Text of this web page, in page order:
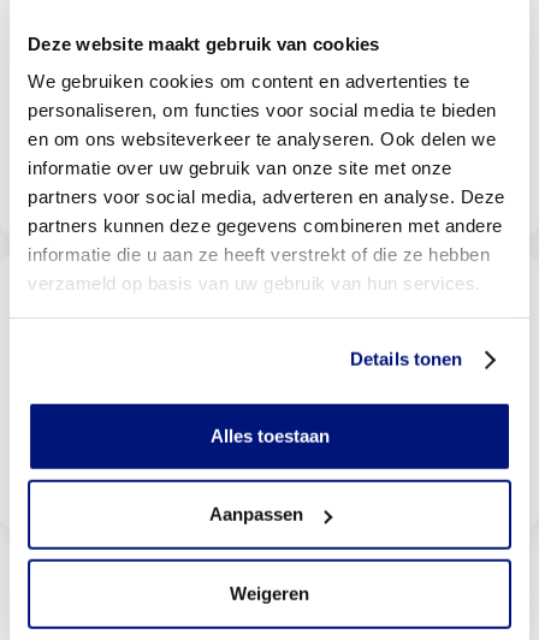
Deze website maakt gebruik van cookies
We gebruiken cookies om content en advertenties te
personaliseren, om functies voor social media te bieden
en om ons websiteverkeer te analyseren. Ook delen we
informatie over uw gebruik van onze site met onze
partners voor social media, adverteren en analyse. Deze
partners kunnen deze gegevens combineren met andere
informatie die u aan ze heeft verstrekt of die ze hebben
verzameld op basis van uw gebruik van hun services.
Details tonen
Alles toestaan
Aanpassen
Weigeren
Met meer dan 140 locaties vindt u altijd een locatie bij
u in de buurt
Livit vestiging zoeken
Wordt uw behandeling door uw
verzekering vergoed?
Bekijk vergoedingen
Veelgestelde vragen